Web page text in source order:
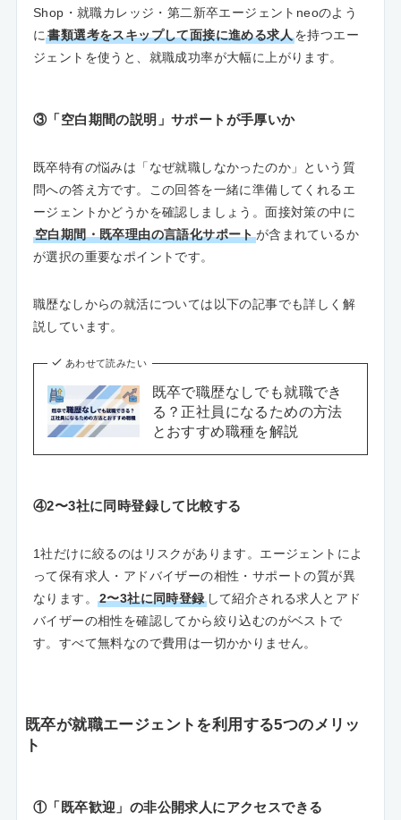
Shop・就職カレッジ・第二新卒エージェントneoのよう
に書類選考をスキップして面接に進める求人を持つエー
ジェントを使うと、就職成功率が大幅に上がります。
③「空白期間の説明」サポートが手厚いか
既卒特有の悩みは「なぜ就職しなかったのか」という質
問への答え方です。この回答を一緒に準備してくれるエ
ージェントかどうかを確認しましょう。面接対策の中に
空白期間・既卒理由の言語化サポートが含まれているか
が選択の重要なポイントです。
職歴なしからの就活については以下の記事でも詳しく解
説しています。
あわせて読みたい
既卒で職歴なしでも就職でき
る？正社員になるための方法
とおすすめ職種を解説
④2〜3社に同時登録して比較する
1社だけに絞るのはリスクがあります。エージェントによ
って保有求人・アドバイザーの相性・サポートの質が異
なります。
2〜3社に同時登録して紹介される求人とアド
バイザーの相性を確認してから絞り込むのがベストで
す。すべて無料なので費用は一切かかりません。
既卒が就職エージェントを利用する5つのメリッ
ト
①「既卒歓迎」の非公開求人にアクセスできる